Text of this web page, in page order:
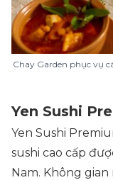
Chay Garden phục vụ
Yen Sushi
Yen Sushi
sushi cao cấp
Nam. Không